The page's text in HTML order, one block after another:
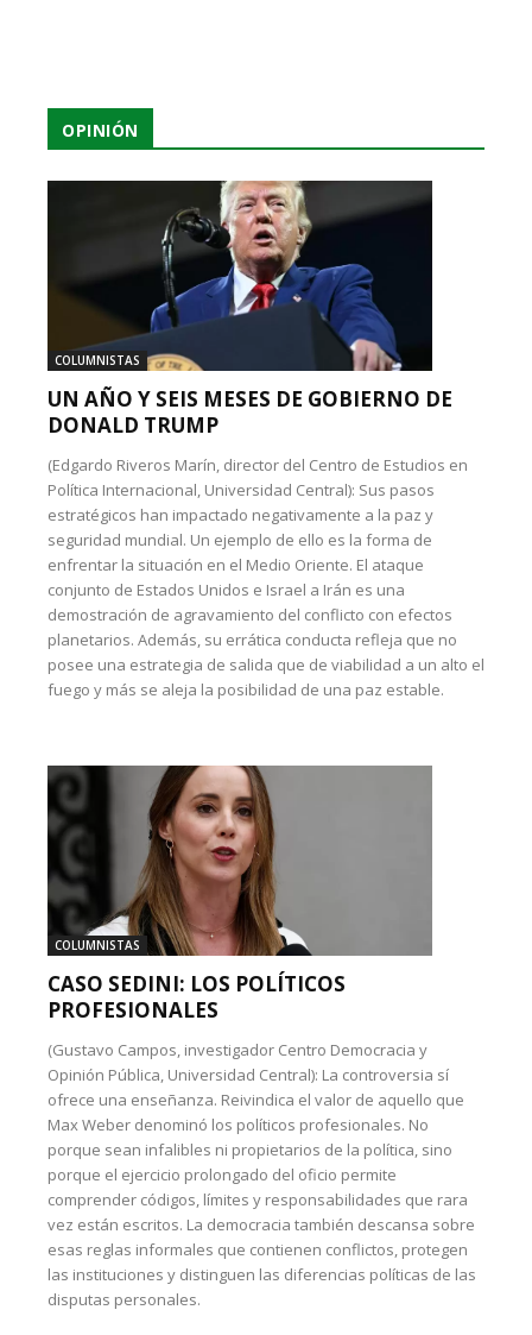
OPINIÓN
COLUMNISTAS
UN AÑO Y SEIS MESES DE GOBIERNO DE
DONALD TRUMP
(Edgardo Riveros Marín, director del Centro de Estudios en
Política Internacional, Universidad Central): Sus pasos
estratégicos han impactado negativamente a la paz y
seguridad mundial. Un ejemplo de ello es la forma de
enfrentar la situación en el Medio Oriente. El ataque
conjunto de Estados Unidos e Israel a Irán es una
demostración de agravamiento del conflicto con efectos
planetarios. Además, su errática conducta refleja que no
posee una estrategia de salida que de viabilidad a un alto el
fuego y más se aleja la posibilidad de una paz estable.
COLUMNISTAS
CASO SEDINI: LOS POLÍTICOS
PROFESIONALES
(Gustavo Campos, investigador Centro Democracia y
Opinión Pública, Universidad Central): La controversia sí
ofrece una enseñanza. Reivindica el valor de aquello que
Max Weber denominó los políticos profesionales. No
porque sean infalibles ni propietarios de la política, sino
porque el ejercicio prolongado del oficio permite
comprender códigos, límites y responsabilidades que rara
vez están escritos. La democracia también descansa sobre
esas reglas informales que contienen conflictos, protegen
las instituciones y distinguen las diferencias políticas de las
disputas personales.